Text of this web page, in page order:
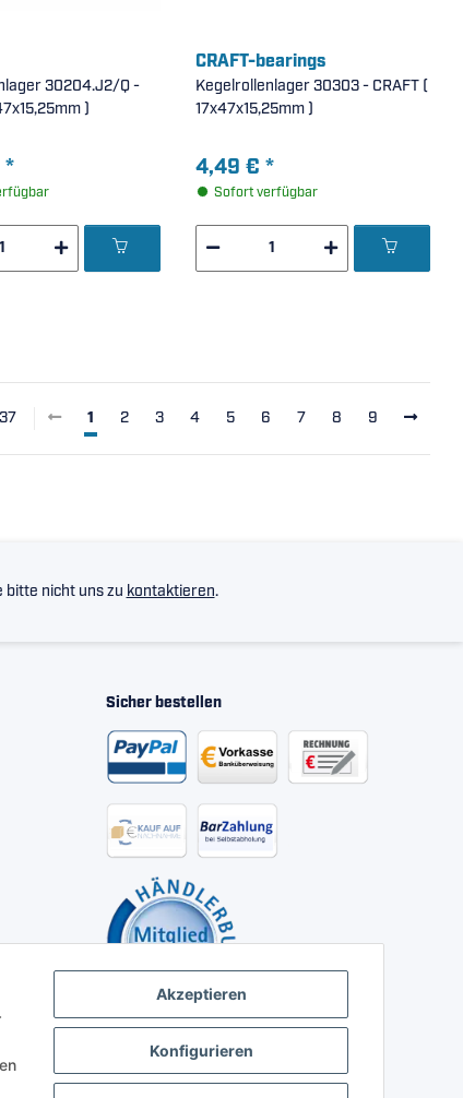
Akzeptieren
Konfigurieren
30204.J2/Q -
)
*
CRAFT-bearings
Kegelrollenlager 30303 - CRAFT (
17x47x15,25mm )
4,49 €*
Sofort verfügbar
1 2 3 4 5 6 7 8 9
bitte nicht uns zu kontaktieren.
Sicher bestellen